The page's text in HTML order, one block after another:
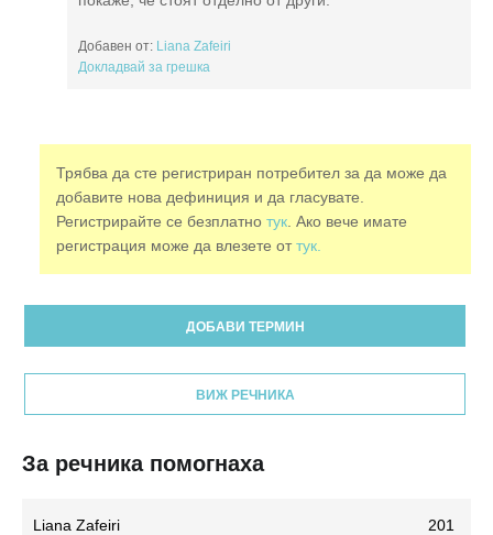
Добавен от: Liana Zafeiri
Докладвай за грешка
Трябва да сте регистриран потребител за да може да
добавите нова дефиниция и да гласувате.
Регистрирайте се безплатнотук . Ако вече имате
регистрация може да влезете оттук.
ДОБАВИ ТЕРМИН
ВИЖ РЕЧНИКА
За речника помогнаха
Liana Zafeiri 201